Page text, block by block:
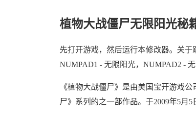
植物大战僵尸无限阳光秘
先打开游戏，然后运行本修改器。关于
NUMPAD1 - 无限阳光，NUMPAD2 -
《植物大战僵尸》是由美国宝开游戏
尸》系列的之一部作品。于2009年5月5